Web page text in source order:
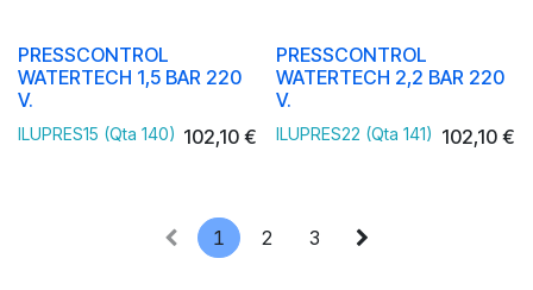
PRESSCONTROL
WATERTECH 1,5 BAR 220
V.
ILUPRES15 (Qta 140) 102,10€
PRESSCONTROL
WATERTECH 2,2 BAR 220
V.
ILUPRES22 (Qta 141) 102,10€
1 2 3